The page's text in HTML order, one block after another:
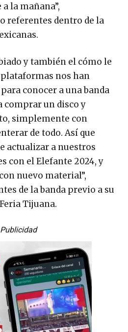
a la mañana”,
referentes dentro de la
y también el cómo le
nos han
conocer a una banda
comprar un disco y
simplemente con
de todo. Así que
actualizar a nuestros
con el Elefante 2024, y
nuevo material”,
de la banda previo a su
Tijuana.
Publicidad